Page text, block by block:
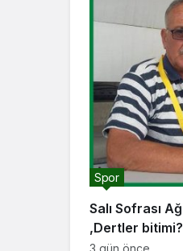
Salı Sofrası Ağustoz geldi
,Dertler bitimi?
Spor
3 gün önce